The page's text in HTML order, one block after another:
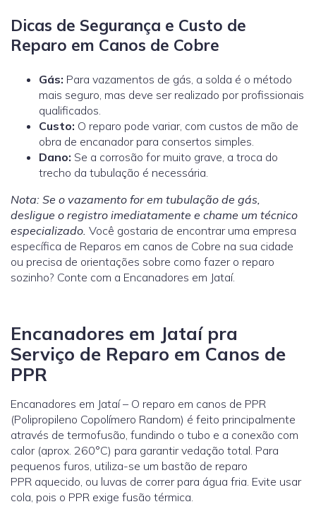
Dicas de Segurança e Custo de
Reparo em Canos de Cobre
Gás: Para vazamentos de gás, a solda é o método
mais seguro, mas deve ser realizado por profissionais
qualificados.
Custo: O reparo pode variar, com custos de mão de
obra de encanadorpara consertos simples.
Dano: Se a corrosão for muito grave, a troca do
trecho da tubulação é necessária.
Nota: Se o vazamento for em tubulação de gás,
desligue o registro imediatamente e chame um técnico
especializado. Você gostaria de encontrar uma empresa
específica de Reparos em canos de Cobre na sua cidade
ou precisa de orientações sobre como fazer o reparo
sozinho? Conte com a Encanadores em Jataí.
Encanadores em Jataí pra
Serviço de Reparo em Canos de
PPR
Encanadores em Jataí – O reparo em canos de PPR
(Polipropileno Copolímero Random) é feito principalmente
através de termofusão, fundindo o tubo e a conexão com
calor (aprox. 260°C) para garantir vedação total. Para
pequenos furos, utiliza-se um bastão de reparo
PPR aquecido, ou luvas de correr para água fria. Evite usar
cola, pois o PPR exige fusão térmica.